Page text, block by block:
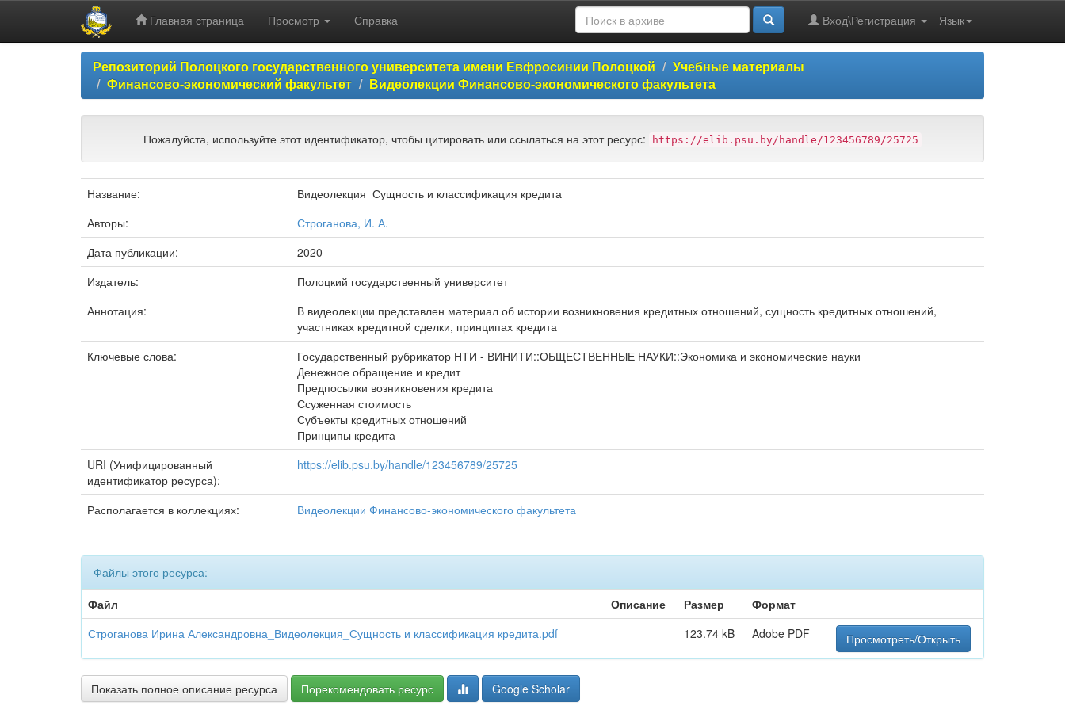
Главная страница Просмотр Справка Язык
Вход\Регистрация
Репозиторий Полоцкого государственного университета имени Евфросинии Полоцкой
Учебные материалы
Финансово-экономический факультет
Видеолекции Финансово-экономического факультета
Пожалуйста, используйте этот идентификатор, чтобы цитировать или ссылаться на этот ресурс: https://elib.psu.by/handle/123456789/25725
Название:
Видеолекция_Сущность и классификация кредита
Авторы:
Строганова, И. А.
Дата публикации:
2020
Издатель:
Полоцкий государственный университет
Аннотация:
В видеолекции представлен материал об истории возникновения кредитных отношений, сущность кредитных отношений,
участниках кредитной сделки, принципах кредита
Ключевые слова:
Государственный рубрикатор НТИ - ВИНИТИ::ОБЩЕСТВЕННЫЕ НАУКИ::Экономика и экономические науки
Денежное обращение и кредит
Предпосылки возникновения кредита
Ссуженная стоимость
Субъекты кредитных отношений
Принципы кредита
URI (Унифицированный
идентификатор ресурса):
https://elib.psu.by/handle/123456789/25725
Располагается в коллекциях: Видеолекции Финансово-экономического факультета
Файлы этого ресурса:
Файл
Описание Размер
Формат
Строганова Ирина Александровна_Видеолекция_Сущность и классификация кредита.pdf
123.74 kB Adobe PDF Просмотреть/Открыть
Показать полное описание ресурса Порекомендовать ресурс Google Scholar